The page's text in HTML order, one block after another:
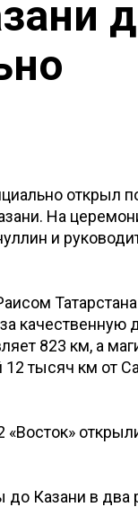
открыл
На
и
качественную
823 км, а
тысяч км от
до Казани в два